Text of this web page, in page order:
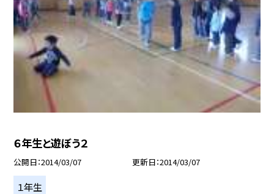
６年生と遊ぼう２
公開日 2014/03/07 更新日 2014/03/07
１年生